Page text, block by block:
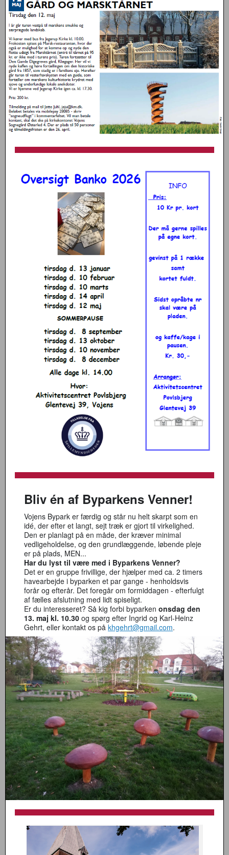
Bliv én af Byparkens Venner!
Vojens Bypark er færdig og står nu helt skarpt som en
idé, der efter et langt, sejt træk er gjort til virkelighed.
Den er planlagt på en måde, der kræver minimal
vedligeholdelse, og den grundlæggende, løbende pleje
er på plads, MEN...
Har du lyst til være med i Byparkens Venner?
Det er en gruppe frivillige, der hjælper med ca. 2 timers
havearbejde i byparken et par gange - henholdsvis
forår og efterår. Det foregår om formiddagen - efterfulgt
af fælles afslutning med lidt spiseligt.
Er du interesseret? Så kig forbi byparken onsdag den
13. maj kl. 10.30 og spørg efter Ingrid og Karl-Heinz
Gehrt, eller kontakt os på khgehrt@gmail.com.